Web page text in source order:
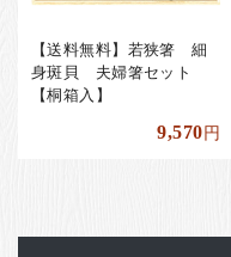
【送料無料】若狭箸 細
身斑貝 夫婦箸セット
【桐箱入】
9,570円